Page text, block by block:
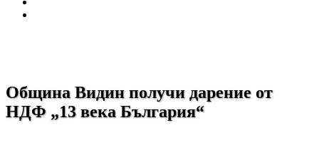
Община Видин получи дарение от
НДФ „13 века България“